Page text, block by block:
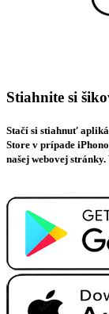
Stiahnite si
Stačí si stiahnuť
Store v prípade
našej webovej